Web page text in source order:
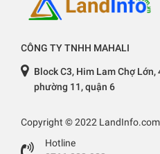
CÔNG TY TNHH MAHALI
Block C3, Him Lam Chợ
phường 11, quận 6
Copyright © 2022
Hotline